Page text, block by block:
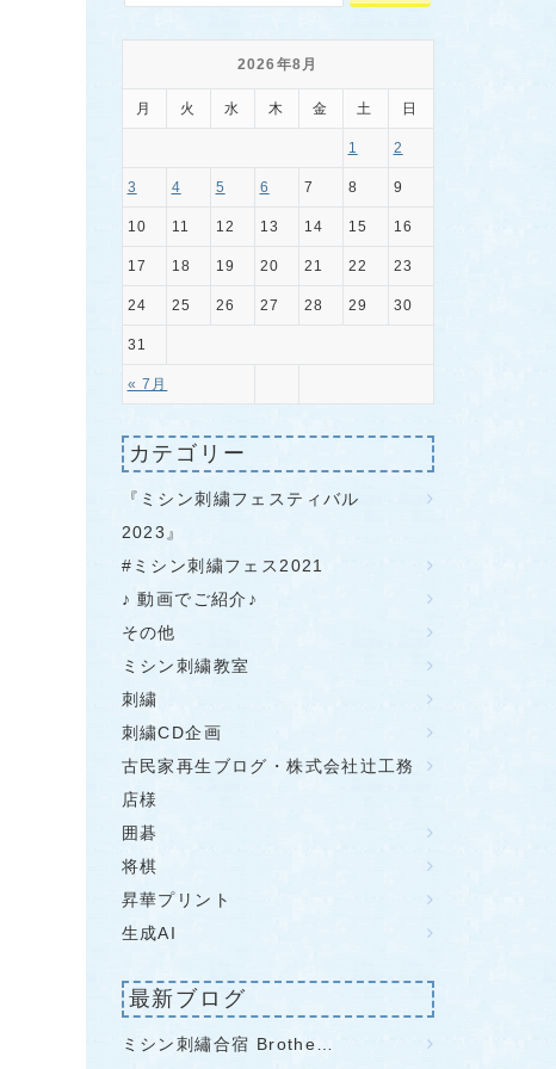
2026年8月
月 火 水 木 金 土 日
« 7月
1 2
3 4 5 6 7 8 9
10 11 12 13 14 15 16
17 18 19 20 21 22 23
24 25 26 27 28 29 30
31
カテゴリー
『ミシン刺繍フェスティバル
2023』
#ミシン刺繍フェス2021
♪ 動画でご紹介♪
その他
ミシン刺繍教室
刺繍
刺繍CD企画
古民家再生ブログ・株式会社辻工務
店様
囲碁
将棋
昇華プリント
生成AI
最新ブログ
ミシン刺繡合宿 Brothe…